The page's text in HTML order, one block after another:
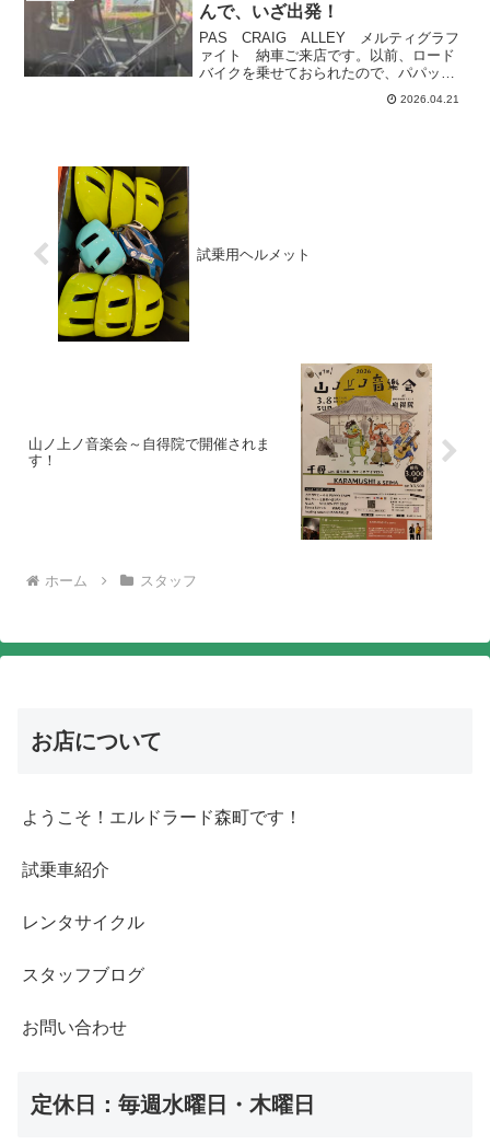
んで、いざ出発！
PAS CRAIG ALLEY メルティグラフ
ァイト 納車ご来店です。以前、ロード
バイクを乗せておられたので、パパッと
手際よくALLEYを固定されました。
「ALLEYと一緒にお買い物に出かけま
2026.04.21
試乗用ヘルメット
山ノ上ノ音楽会～自得院で開催されま
す！
ホーム スタッフ
お店について
ようこそ！エルドラード森町です！
試乗車紹介
レンタサイクル
スタッフブログ
お問い合わせ
定休日：毎週水曜日・木曜日